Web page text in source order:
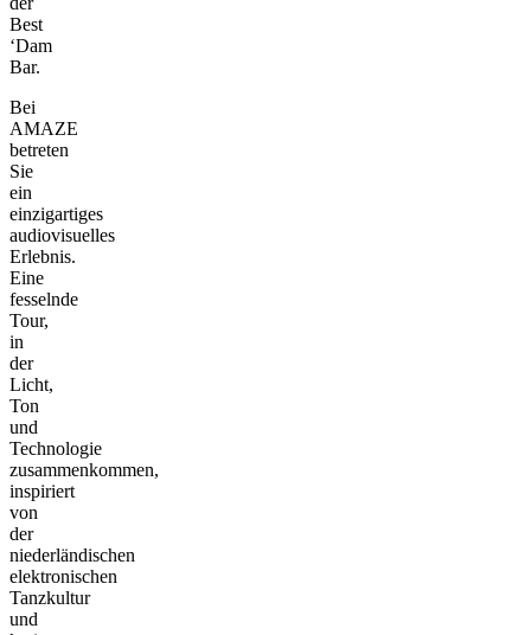
Best
‘Dam
Bar.
Bei
AMAZE
betreten
Sie
ein
einzigartiges
audiovisuelles
Erlebnis.
Eine
fesselnde
Tour,
in
der
Licht,
Ton
und
Technologie
zusammenkommen,
inspiriert
von
der
niederländischen
elektronischen
Tanzkultur
und